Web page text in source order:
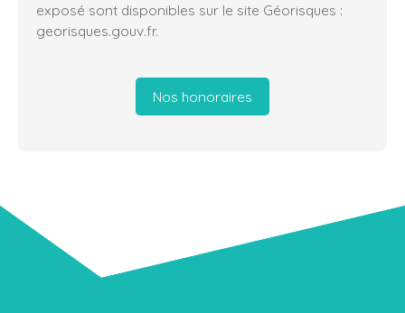
exposé sont disponibles sur le site Géorisques :
georisques.gouv.fr.
Nos honoraires